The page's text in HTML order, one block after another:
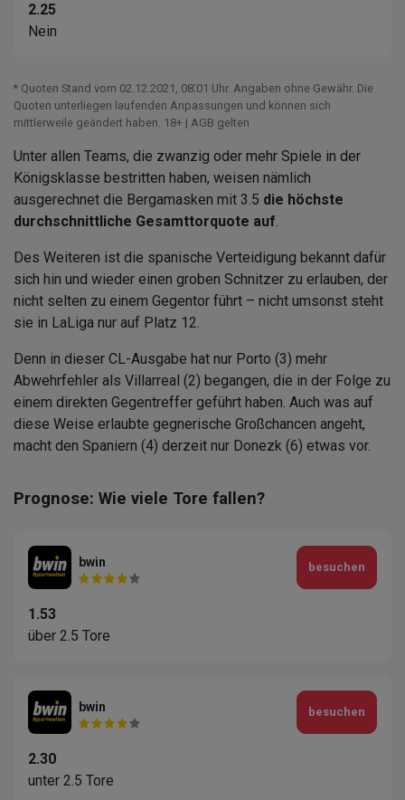
2.25
Nein
* Quoten Stand vom 02.12.2021‚ 08⁚01 Uhr. Angaben ohne Gewähr. Die
Quoten unterliegen laufenden Anpassungen und können sich
mittlerweile geändert haben. 18+ | AGB gelten
Unter allen Teams, die zwanzig oder mehr Spiele in der
Königsklasse bestritten haben, weisen nämlich
ausgerechnet die Bergamasken mit 3.5 die höchste
durchschnittliche Gesamttorquote auf.
Des Weiteren ist die spanische Verteidigung bekannt dafür
sich hin und wieder einen groben Schnitzer zu erlauben, der
nicht selten zu einem Gegentor führt – nicht umsonst steht
sie in LaLiga nur auf Platz 12.
Denn in dieser CL-Ausgabe hat nur Porto (3) mehr
Abwehrfehler als Villarreal (2) begangen, die in der Folge zu
einem direkten Gegentreffer geführt haben. Auch was auf
diese Weise erlaubte gegnerische Großchancen angeht,
macht den Spaniern (4) derzeit nur Donezk (6) etwas vor.
Prognose: Wie viele Tore fallen?
bwin
1.53
über 2.5 Tore
besuchen
bwin
2.30
unter 2.5 Tore
besuchen